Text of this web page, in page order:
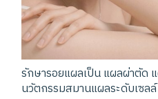
รักษารอยแผลเป็น แผลผ่าตัด
นวัตกรรมสมานแผลระดับเซลล์